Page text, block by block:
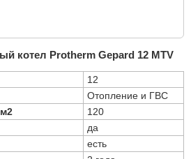
котел Protherm Gepard 12 MTV
12
Отопление и ГВС
120
да
есть